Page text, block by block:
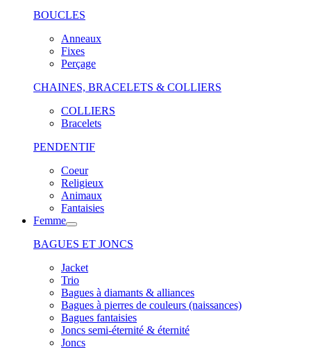
BOUCLES
Anneaux
Fixes
Perçage
CHAINES, BRACELETS & COLLIERS
COLLIERS
Bracelets
PENDENTIF
Coeur
Religieux
Animaux
Fantaisies
Femme
BAGUES ET JONCS
Jacket
Trio
Bagues à diamants & alliances
Bagues à pierres de couleurs (naissances)
Bagues fantaisies
Joncs semi-éternité & éternité
Joncs